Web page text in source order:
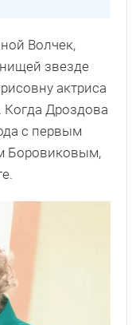
Волчек,
звезде
актриса
Когда Дроздова
с первым
Боровиковым,